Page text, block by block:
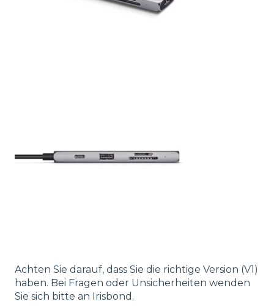
Achten Sie darauf, dass Sie die richtige Version (V1)
haben. Bei Fragen oder Unsicherheiten wenden
Sie sich bitte an Irisbond.